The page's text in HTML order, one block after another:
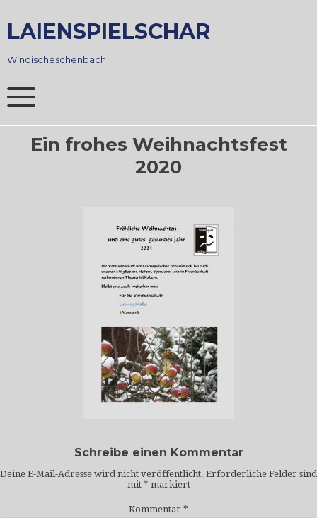
to
content
LAIENSPIELSCHAR
Windischeschenbach
Ein frohes Weihnachtsfest
2020
Schreibe einen Kommentar
Deine E-Mail-Adresse wird nicht veröffentlicht. Erforderliche Felder sind
mit * markiert
Kommentar *